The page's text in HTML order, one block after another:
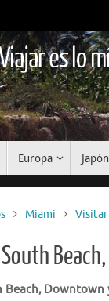
es lo
Europa Japón
Miami
Beach, Downtown